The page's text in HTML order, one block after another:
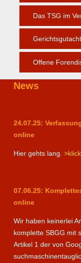
Das TSG im
Offene
News
24.07.25:
online
Hier gehts lang.
07.06.25:
online
Wir haben keinerlei
komplette SBGG mit
Artikel 1 der von